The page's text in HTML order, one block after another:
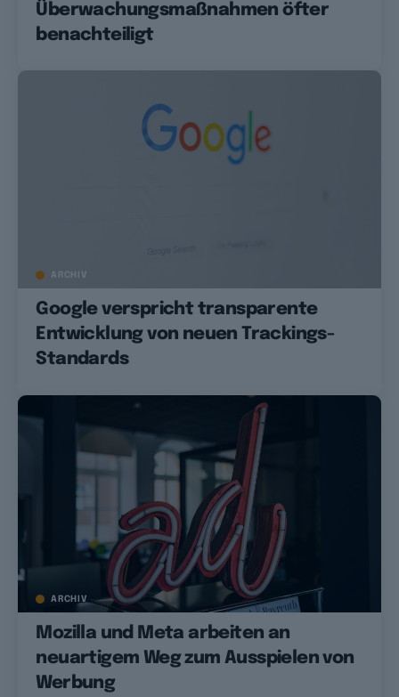
Überwachungsmaßnahmen öfter
benachteiligt
ARCHIV
Google verspricht transparente
Entwicklung von neuen Trackings-
Standards
ARCHIV
Mozilla und Meta arbeiten an
neuartigem Weg zum Ausspielen von
Werbung